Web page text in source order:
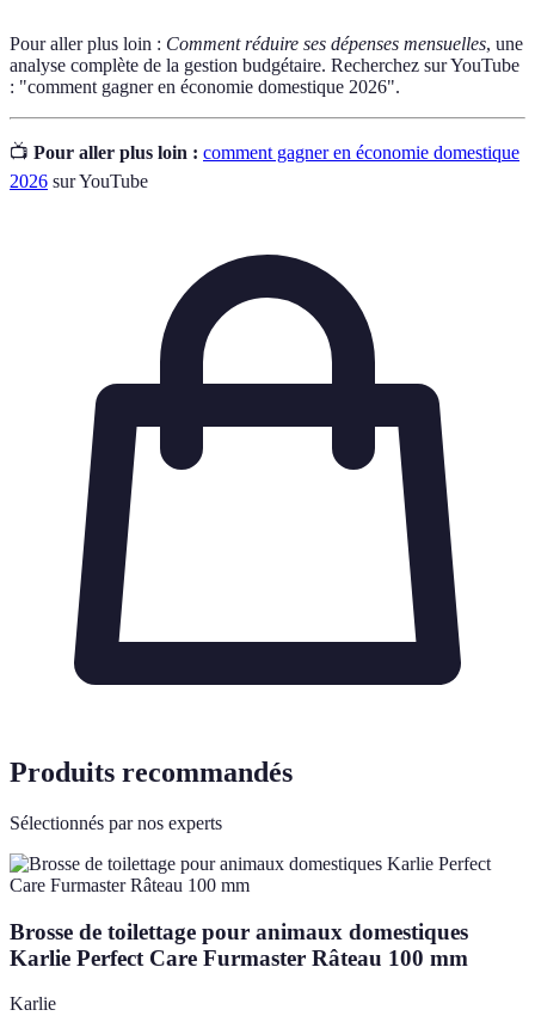
Pour aller plus loin : Comment réduire ses dépenses mensuelles, une
analyse complète de la gestion budgétaire. Recherchez sur YouTube
: "comment gagner en économie domestique 2026".
📺 Pour aller plus loin : comment gagner en économie domestique
2026 sur YouTube
Produits recommandés
Sélectionnés par nos experts
Brosse de toilettage pour animaux domestiques
Karlie Perfect Care Furmaster Râteau 100 mm
Karlie